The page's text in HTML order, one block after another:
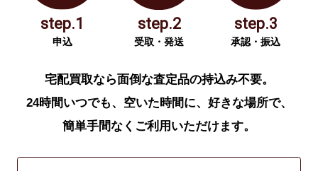
step.1
申込
step.2
受取・発送
step.3
承認・振込
宅配買取なら面倒な査定品の持込み不要。
24時間いつでも、空いた時間に、好きな場所で、
簡単手間なくご利用いただけます。